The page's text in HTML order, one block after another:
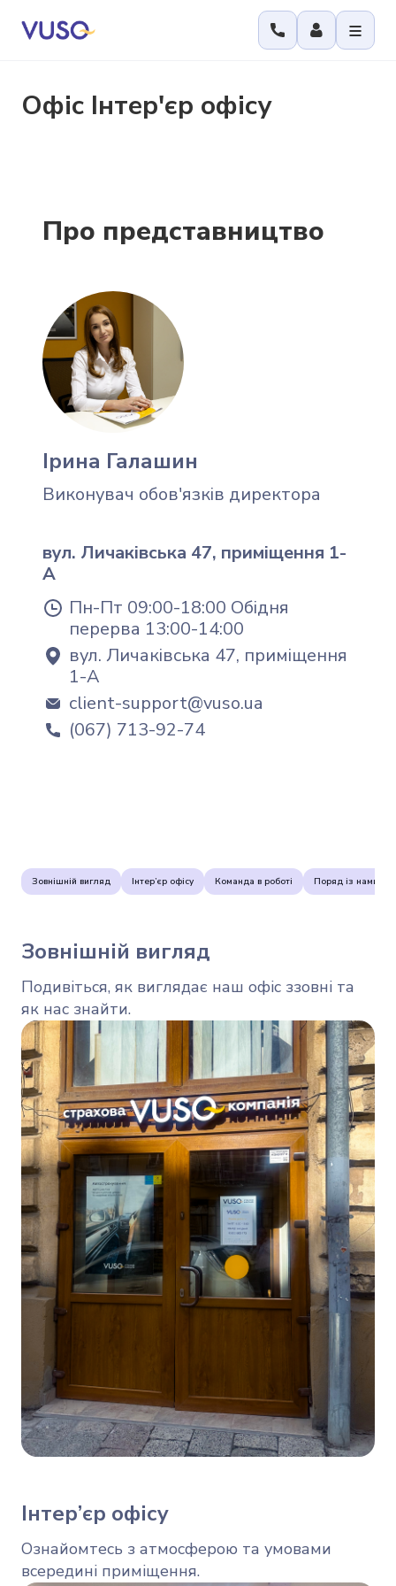
Офіс Інтер'єр офісу
Про представництво
Ірина Галашин
Виконувач обов'язків директора
вул. Личаківська 47, приміщення 1-
А
Пн-Пт 09:00-18:00 Обідня
перерва 13:00-14:00
вул. Личаківська 47, приміщення
1-А
client-support@vuso.ua
(067) 713-92-74
Зовнішній вигляд Інтер’єр офісу Команда в роботі Поряд із нами
Зовнішній вигляд
Подивіться, як виглядає наш офіс ззовні та
як нас знайти.
Інтер’єр офісу
Ознайомтесь з атмосферою та умовами
всередині приміщення.